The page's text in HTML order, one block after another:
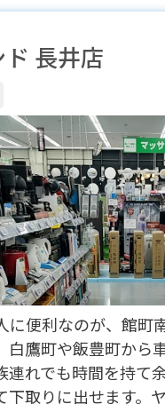
長井店
便利なのが、館町
鷹町や飯豊町から
れでも時間を持て
取りに出せます。